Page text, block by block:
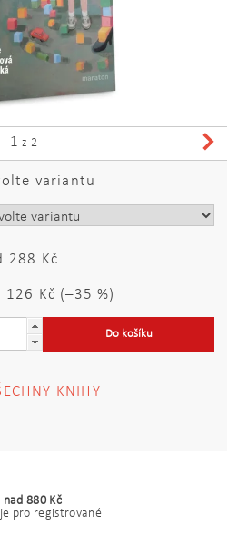
1 z 2
variantu
288 Kč
126 Kč (–35 %)
KNIHY
880 Kč
pro registrované